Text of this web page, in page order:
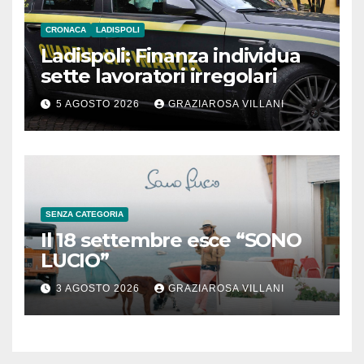
CRONACA LADISPOLI
Ladispoli: Finanza individua
sette lavoratori irregolari
5 AGOSTO 2026 GRAZIAROSA VILLANI
SENZA CATEGORIA
Il 18 settembre esce “SONO
LUCIO”
3 AGOSTO 2026 GRAZIAROSA VILLANI